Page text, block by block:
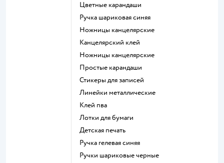
Цветные карандаши
Ручка шариковая синяя
Ножницы канцелярские
Канцелярский клей
Ножницы канцелярские
Простые карандаши
Стикеры для записей
Линейки металлические
Клей пва
Лотки для бумаги
Детская печать
Ручка гелевая синяя
Ручки шариковые черные